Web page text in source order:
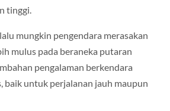
tinggi.
mungkin pengendara merasakan
mulus pada beraneka putaran
pengalaman berkendara
baik untuk perjalanan jauh maupun